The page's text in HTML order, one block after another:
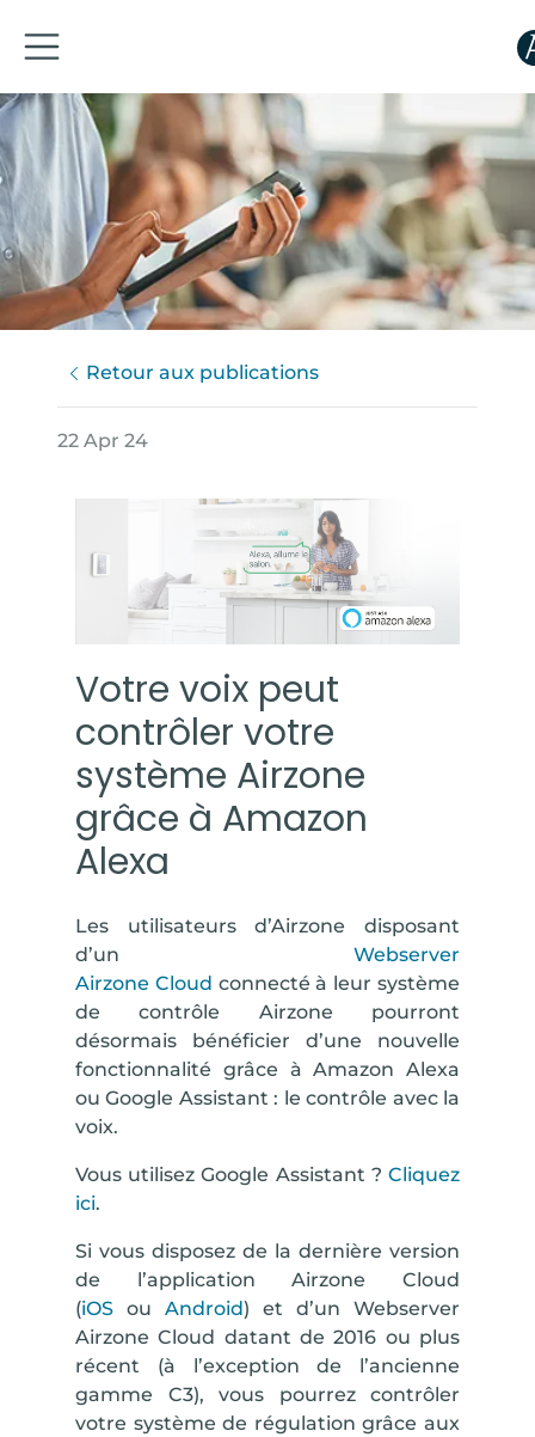
Retour aux publications
22 Apr 24
Votre voix peut
contrôler votre
système Airzone
grâce à Amazon
Alexa
Les utilisateurs d’Airzone disposant
d’un Webserver
Airzone Cloud connecté à leur système
de contrôle Airzone pourront
désormais bénéficier d’une nouvelle
fonctionnalité grâce à Amazon Alexa
ou Google Assistant : le contrôle avec la
voix.
Vous utilisezGoogle Assistant ?Cliquez
ici.
Si vous disposez de la dernière version
de l’application Airzone Cloud
(iOS ou Android) et d’un Webserver
Airzone Cloud datant de 2016 ou plus
récent (à l’exception de l’ancienne
gamme C3), vous pourrez contrôler
votre système de régulation grâce aux